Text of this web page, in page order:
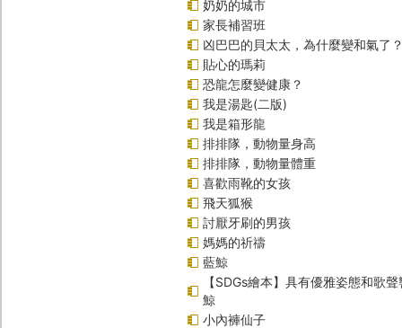
奶奶的城市
家長補習班
凶巴巴的貝太太，為什麼變和氣了
貼心的瑪莉
恐龍怎麼變健康？
我是湯匙(二版)
我是箱形龍
排排隊，動物量身高
排排隊，動物量體重
喜歡雨靴的女孩
飛天狐猴
討厭牙刷的男孩
媽媽的祈禱
藍鯨
【SDGs繪本】具有優雅姿態和歌
鯨
小內褲仙子